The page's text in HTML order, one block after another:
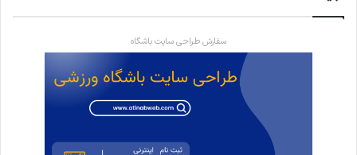
سفارش طراحی سایت باشگاه